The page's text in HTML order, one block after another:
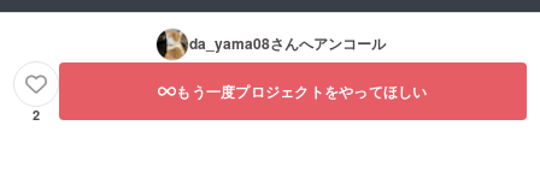
da_yama08さんへアンコール
2
もう一度プロジェクトをやってほしい